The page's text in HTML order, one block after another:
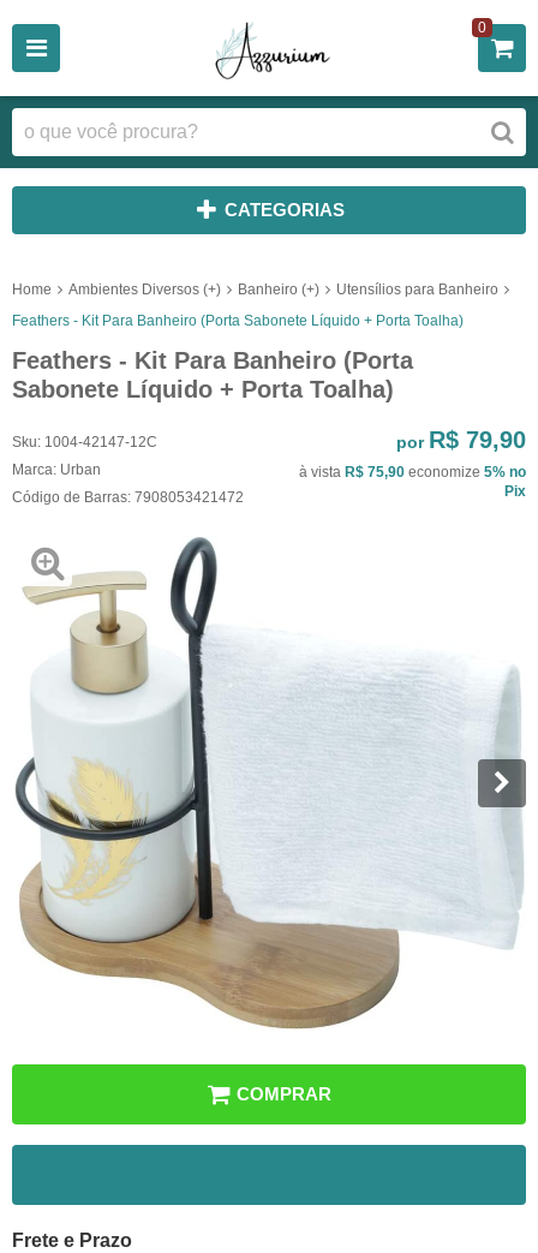
0
CATEGORIAS
Home Ambientes Diversos (+) Banheiro (+)
Utensílios para Banheiro
Feathers - Kit Para Banheiro (Porta Sabonete Líquido + Porta Toalha)
Feathers - Kit Para Banheiro (Porta
Sabonete Líquido + Porta Toalha)
Sku: 1004-42147-12C
Marca: Urban
Código de Barras: 7908053421472
por R$ 79,90
à vista R$ 75,90 economize 5% no
Pix
COMPRAR
Frete e Prazo